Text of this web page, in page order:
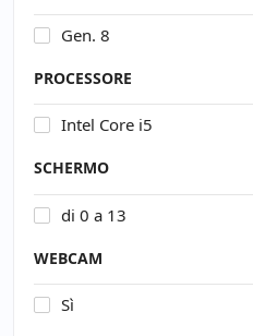
Gen. 8
PROCESSORE
Intel Core i5
SCHERMO
di 0 a 13
WEBCAM
Sì